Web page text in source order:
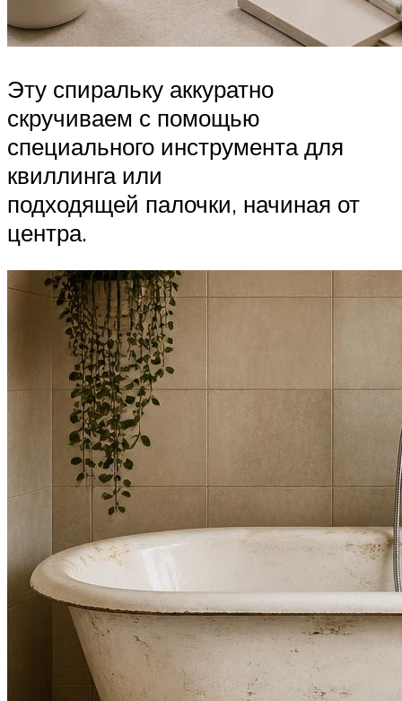
Эту спиральку аккуратно
скручиваем с помощью
специального инструмента для
квиллинга или
подходящей палочки, начиная от
центра.